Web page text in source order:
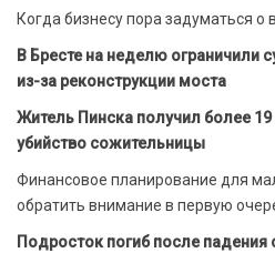
Когда бизнесу пора задуматься о
В Бресте на неделю ограничили
из-за реконструкции моста
Житель Пинска получил более
убийство сожительницы
Финансовое планирование для
обратить внимание в первую
Подросток погиб после